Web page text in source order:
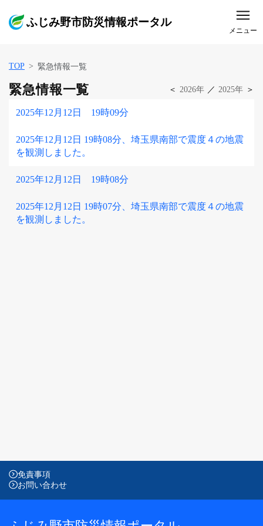
ふじみ野市防災情報ポータル
メニュー
TOP 緊急情報一覧
緊急情報一覧 ＜ 2026年 ／ 2025年 ＞
2025年12月12日 19時09分
2025年12月12日 19時08分、埼玉県南部で震度４の地震
を観測しました。
2025年12月12日 19時08分
2025年12月12日 19時07分、埼玉県南部で震度４の地震
を観測しました。
免責事項
お問い合わせ